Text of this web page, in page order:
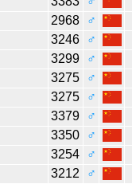
2968
♂
3246
♂
3299
♂
3275
♂
3275
♂
3379
♂
3350
♂
3254
♂
3212
♂